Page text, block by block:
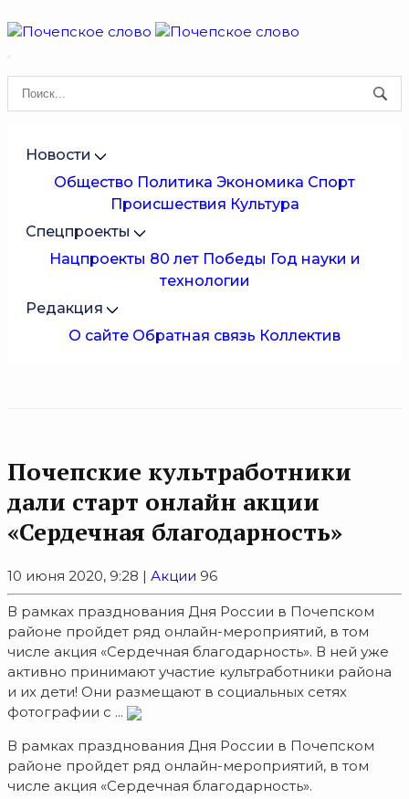
Новости
Общество Политика Экономика Спорт
Происшествия Культура
Спецпроекты
Нацпроекты 80 лет Победы Год науки и
технологии
Редакция
О сайте Обратная связь Коллектив
Почепские культработники
дали старт онлайн акции
«Сердечная благодарность»
10 июня 2020, 9:28 | Акции 96
В рамках празднования Дня России в Почепском
районе пройдет ряд онлайн-мероприятий, в том
числе акция «Сердечная благодарность». В ней уже
активно принимают участие культработники района
и их дети! Они размещают в социальных сетях
фотографии с ...
В рамках празднования Дня России в Почепском
районе пройдет ряд онлайн-мероприятий, в том
числе акция «Сердечная благодарность».